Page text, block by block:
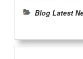
Blog Latest